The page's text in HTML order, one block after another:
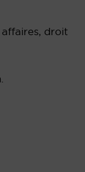
droit